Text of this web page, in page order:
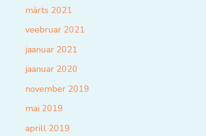
märts 2021
veebruar 2021
jaanuar 2021
jaanuar 2020
november 2019
mai 2019
aprill 2019